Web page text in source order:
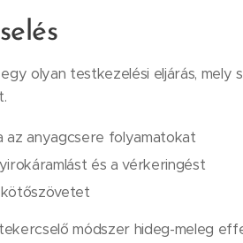
olyan testkezelési eljárás,
az anyagcsere folyamatokat
és a vérkeringést
módszer hideg-meleg